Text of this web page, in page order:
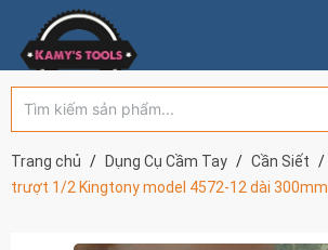
Trang chủ Dụng Cụ Cầm Tay Cần Siết
trượt 1/2 Kingtony model 4572-12 dài 300mm